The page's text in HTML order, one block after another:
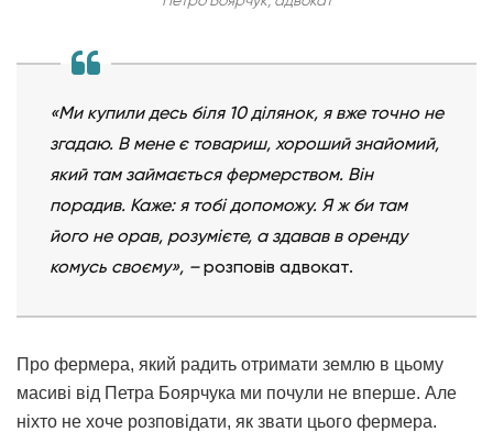
«Ми купили десь біля 10 ділянок, я вже точно не
згадаю. В мене є товариш, хороший знайомий,
який там займається фермерством. Він
порадив. Каже: я тобі допоможу. Я ж би там
його не орав, розумієте, а здавав в оренду
комусь своєму», –розповів адвокат.
Про фермера, який радить отримати землю в цьому
масиві від Петра Боярчука ми почули не вперше. Але
ніхто не хоче розповідати, як звати цього фермера.